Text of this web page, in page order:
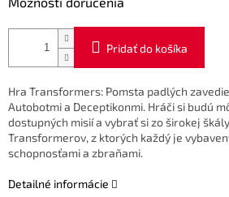
Pridať do košíka
Hra Transformers: Pomsta padlých
Autobotmi a Deceptikonmi. Hráči si budú
dostupných misií a vybrať si zo širokej
Transformerov, z ktorých každý je
schopnosťami a zbraňami.
Detailné informácie